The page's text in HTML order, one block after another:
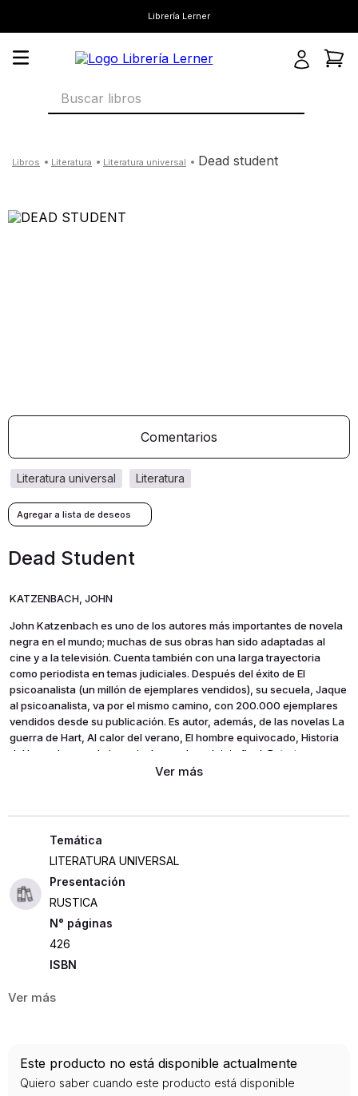
Librería Lerner
Buscar libros
literatura literatura universal dead student
Comentarios
literatura
literatura universal
Dead Student
KATZENBACH, JOHN
John Katzenbach es uno de los autores más importantes de novela
negra en el mundo; muchas de sus obras han sido adaptadas al
cine y a la televisión. Cuenta también con una larga trayectoria
como periodista en temas judiciales. Después del éxito de El
psicoanalista (un millón de ejemplares vendidos), su secuela, Jaque
al psicoanalista, va por el mismo camino, con 200.000 ejemplares
vendidos desde su publicación. Es autor, además, de las novelas La
guerra de Hart, Al calor del verano, El hombre equivocado, Historia
del loco, Juegos de ingenio, La sombra, Juicio final, Retrato en
sangre, Un final perfecto, El estudiante, Personas desconocidas y
LITERATURA UNIVERSAL
Presentación
RUSTICA
426
ISBN
Editorial
2016
Este producto no está disponible actualmente
Quiero saber cuando este producto está disponible